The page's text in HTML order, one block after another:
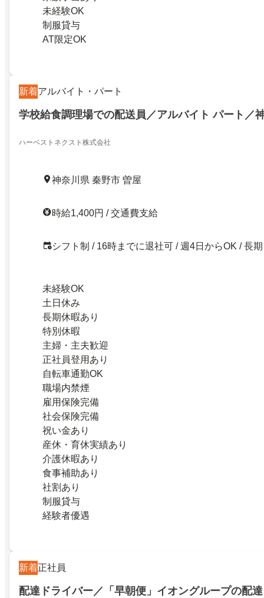
未経験OK
制服貸与
AT限定OK
新着アルバイト・パート
学校給食調理場での配送員／アルバイト パート／
ハーベストネクスト株式会社
神奈川県 秦野市 曽屋
時給1,400円 / 交通費支給
シフト制 / 16時までに退社可 / 週4日からOK / 長期
未経験OK
土日休み
長期休暇あり
特別休暇
主婦・主夫歓迎
正社員登用あり
自転車通勤OK
職場内禁煙
雇用保険完備
社会保険完備
祝い金あり
産休・育休実績あり
介護休暇あり
食事補助あり
社割あり
制服貸与
経験者優遇
新着正社員
配達ドライバー／「早朝便」イオングループの配